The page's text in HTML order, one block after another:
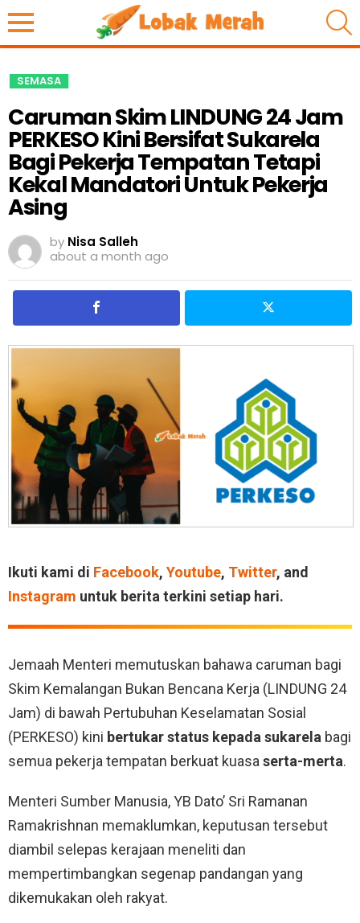
SEMASA
Caruman Skim LINDUNG 24 Jam
PERKESO Kini Bersifat Sukarela
Bagi Pekerja Tempatan Tetapi
Kekal Mandatori Untuk Pekerja
Asing
by Nisa Salleh
about a month ago
Ikuti kami di Facebook, Youtube, Twitter, and
Instagram untuk berita terkini setiap hari.
Jemaah Menteri memutuskan bahawa caruman bagi
Skim Kemalangan Bukan Bencana Kerja (LINDUNG 24
Jam) di bawah Pertubuhan Keselamatan Sosial
(PERKESO) kini bertukar status kepada sukarela bagi
semua pekerja tempatan berkuat kuasa serta-merta.
Menteri Sumber Manusia, YB Dato’ Sri Ramanan
Ramakrishnan memaklumkan, keputusan tersebut
diambil selepas kerajaan meneliti dan
mempertimbangkan segenap pandangan yang
dikemukakan oleh rakyat.